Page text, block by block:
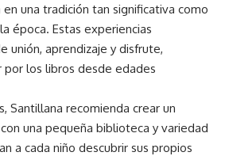
una tradición tan significativa como
época. Estas experiencias
unión, aprendizaje y disfrute,
los libros desde edades
Santillana recomienda crear un
una pequeña biblioteca y variedad
a cada niño descubrir sus propios